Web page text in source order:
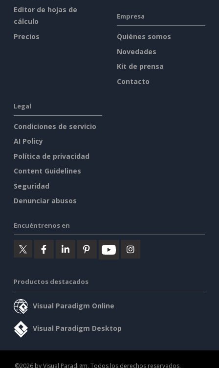
Editor de hojas de
cálculo
Precios
Empresa
Quiénes somos
Novedades
Kit de prensa
Contacto
Legal
Condiciones de servicio
AI Policy
Política de privacidad
Content Guidelines
Seguridad
Denunciar abusos
Encuéntrenos en
Productos destacados
Visual Paradigm Online
Visual Paradigm Desktop
©2026 by Visual Paradigm. Todos los derechos reservados.